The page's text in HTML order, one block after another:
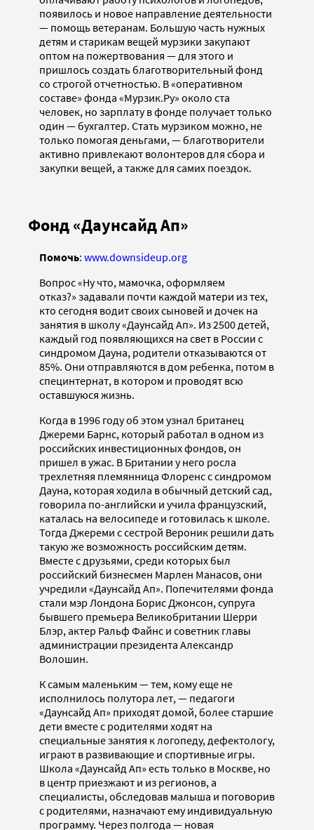
появилось и новое направление деятельности
— помощь ветеранам. Большую часть нужных
детям и старикам вещей мурзики закупают
оптом на пожертвования — для этого и
пришлось создать благотворительный фонд
со строгой отчетностью. В «оперативном
составе» фонда «Мурзик.Ру» около ста
человек, но зарплату в фонде получает только
один — бухгалтер. Стать мурзиком можно, не
только помогая деньгами, — благотворители
активно привлекают волонтеров для сбора и
закупки вещей, а также для самих поездок.
Фонд «Даунсайд Ап»
Помочь: www.downsideup.org
Вопрос «Ну что, мамочка, оформляем
отказ?» задавали почти каждой матери из тех,
кто сегодня водит своих сыновей и дочек на
занятия в школу «Даунсайд Ап». Из 2500 детей,
каждый год появляющихся на свет в России с
синдромом Дауна, родители отказываются от
85%. Они отправляются в дом ребенка, потом в
специнтернат, в котором и проводят всю
оставшуюся жизнь.
Когда в 1996 году об этом узнал британец
Джереми Барнс, который работал в одном из
российских инвестиционных фондов, он
пришел в ужас. В Британии у него росла
трехлетняя племянница Флоренс с синдромом
Дауна, которая ходила в обычный детский сад,
говорила по-английски и учила французский,
каталась на велосипеде и готовилась к школе.
Тогда Джереми с сестрой Вероник решили дать
такую же возможность российским детям.
Вместе с друзьями, среди которых был
российский бизнесмен Марлен Манасов, они
учредили «Даунсайд Ап». Попечителями фонда
стали мэр Лондона Борис Джонсон, супруга
бывшего премьера Великобритании Шерри
Блэр, актер Ральф Файнс и советник главы
администрации президента Александр
Волошин.
К самым маленьким — тем, кому еще не
исполнилось полутора лет, — педагоги
«Даунсайд Ап» приходят домой, более старшие
дети вместе с родителями ходят на
специальные занятия к логопеду, дефектологу,
играют в развивающие и спортивные игры.
Школа «Даунсайд Ап» есть только в Москве, но
в центр приезжают и из регионов, а
специалисты, обследовав малыша и поговорив
с родителями, назначают ему индивидуальную
программу. Через полгода — новая